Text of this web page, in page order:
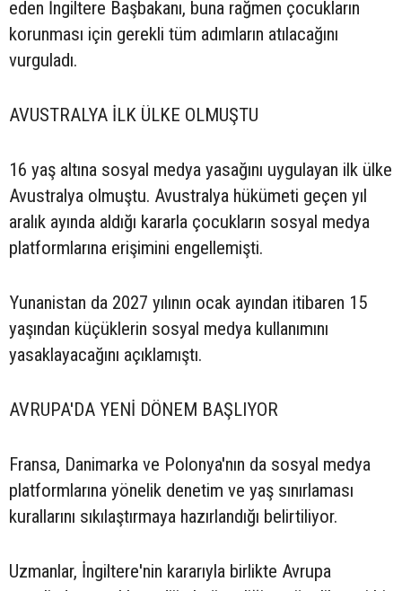
eden İngiltere Başbakanı, buna rağmen çocukların
korunması için gerekli tüm adımların atılacağını
vurguladı.
AVUSTRALYA İLK ÜLKE OLMUŞTU
16 yaş altına sosyal medya yasağını uygulayan ilk ülke
Avustralya olmuştu. Avustralya hükümeti geçen yıl
aralık ayında aldığı kararla çocukların sosyal medya
platformlarına erişimini engellemişti.
Yunanistan da 2027 yılının ocak ayından itibaren 15
yaşından küçüklerin sosyal medya kullanımını
yasaklayacağını açıklamıştı.
AVRUPA'DA YENİ DÖNEM BAŞLIYOR
Fransa, Danimarka ve Polonya'nın da sosyal medya
platformlarına yönelik denetim ve yaş sınırlaması
kurallarını sıkılaştırmaya hazırlandığı belirtiliyor.
Uzmanlar, İngiltere'nin kararıyla birlikte Avrupa